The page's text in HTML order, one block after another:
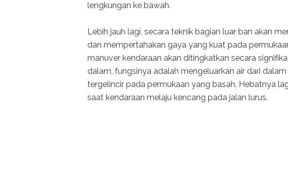
lengkungan ke bawah.
Lebih jauh lagi, secara teknik bagian luar ban akan
dan mempertahakan gaya yang kuat pada
manuver kendaraan akan ditingkatkan secara
dalam, fungsinya adalah mengeluarkan air dari
tergelincir pada permukaan yang basah. Hebatnya
saat kendaraan melaju kencang pada jalan lurus.